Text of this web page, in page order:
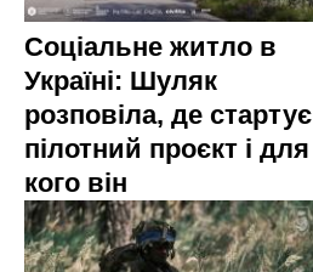
Соціальне житло в
Україні: Шуляк
розповіла, де стартує
пілотний проєкт і для
кого він